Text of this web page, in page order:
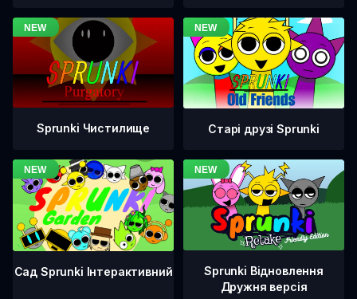
Sprunki Чистилище Старі друзі Sprunki
Сад Sprunki Інтерактивний
Sprunki Відновлення
Дружня версія